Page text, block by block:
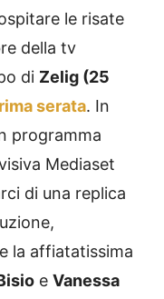
le risate
della tv
di Zelig (25
serata. In
programma
Mediaset
di una replica
la affiatatissima
e Vanessa